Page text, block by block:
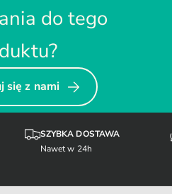
do tego
się z nami
SZYBKA DOSTAWA
Nawet w 24h